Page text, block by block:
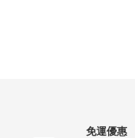
免運優惠